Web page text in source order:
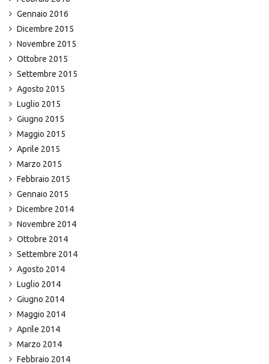
Gennaio 2016
Dicembre 2015
Novembre 2015
Ottobre 2015
Settembre 2015
Agosto 2015
Luglio 2015
Giugno 2015
Maggio 2015
Aprile 2015
Marzo 2015
Febbraio 2015
Gennaio 2015
Dicembre 2014
Novembre 2014
Ottobre 2014
Settembre 2014
Agosto 2014
Luglio 2014
Giugno 2014
Maggio 2014
Aprile 2014
Marzo 2014
Febbraio 2014